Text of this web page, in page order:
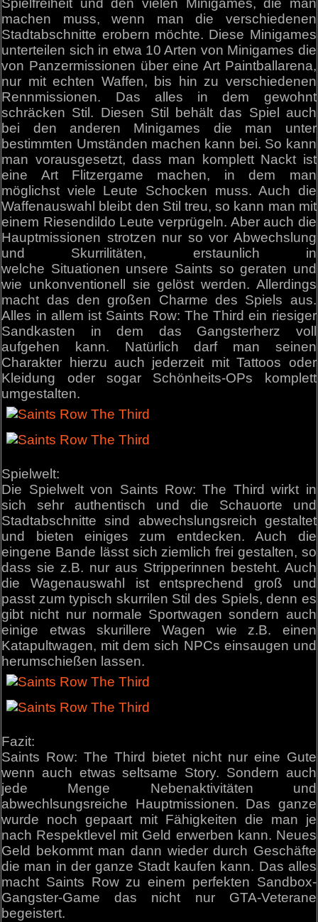
Spielfreiheit und den vielen Minigames, die man
machen muss, wenn man die verschiedenen
Stadtabschnitte erobern möchte. Diese Minigames
unterteilen sich in etwa 10 Arten von Minigames die
von Panzermissionen über eine Art Paintballarena,
nur mit echten Waffen, bis hin zu verschiedenen
Rennmissionen. Das alles in dem gewohnt
schräcken Stil. Diesen Stil behält das Spiel auch
bei den anderen Minigames die man unter
bestimmten Umständen machen kann bei. So kann
man vorausgesetzt, dass man komplett Nackt ist
eine Art Flitzergame machen, in dem man
möglichst viele Leute Schocken muss. Auch die
Waffenauswahl bleibt den Stil treu, so kann man mit
einem Riesendildo Leute verprügeln. Aber auch die
Hauptmissionen strotzen nur so vor Abwechslung
und Skurrilitäten, erstaunlich in
welche Situationen unsere Saints so geraten und
wie unkonventionell sie gelöst werden. Allerdings
macht das den großen Charme des Spiels aus.
Alles in allem ist Saints Row: The Third ein riesiger
Sandkasten in dem das Gangsterherz voll
aufgehen kann. Natürlich darf man seinen
Charakter hierzu auch jederzeit mit Tattoos oder
Kleidung oder sogar Schönheits-OPs komplett
umgestalten.
Spielwelt:
Die Spielwelt von Saints Row: The Third wirkt in
sich sehr authentisch und die Schauorte und
Stadtabschnitte sind abwechslungsreich gestaltet
und bieten einiges zum entdecken. Auch die
eingene Bande lässt sich ziemlich frei gestalten, so
dass sie z.B. nur aus Stripperinnen besteht. Auch
die Wagenauswahl ist entsprechend groß und
passt zum typisch skurrilen Stil des Spiels, denn es
gibt nicht nur normale Sportwagen sondern auch
einige etwas skurillere Wagen wie z.B. einen
Katapultwagen, mit dem sich NPCs einsaugen und
herumschießen lassen.
Fazit:
Saints Row: The Third bietet nicht nur eine Gute
wenn auch etwas seltsame Story. Sondern auch
jede Menge Nebenaktivitäten und
abwechlsungsreiche Hauptmissionen. Das ganze
wurde noch gepaart mit Fähigkeiten die man je
nach Respektlevel mit Geld erwerben kann. Neues
Geld bekommt man dann wieder durch Geschäfte
die man in der ganze Stadt kaufen kann. Das alles
macht Saints Row zu einem perfekten Sandbox-
Gangster-Game das nicht nur GTA-Veterane
begeistert.